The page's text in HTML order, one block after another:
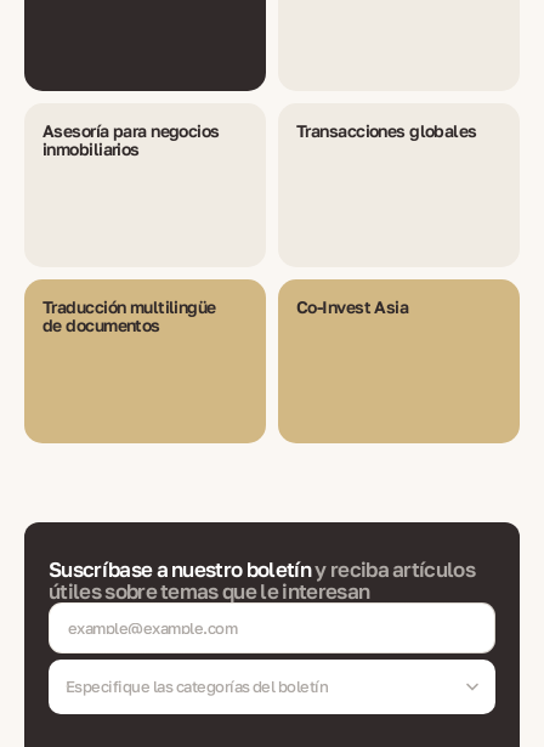
Asesoría para negocios
inmobiliarios
Transacciones globales
Traducción multilingüe
de documentos
Co-Invest Asia
Suscríbase a nuestro boletíny reciba artículos
útiles sobre temas que le interesan
Especifique las categorías del boletín